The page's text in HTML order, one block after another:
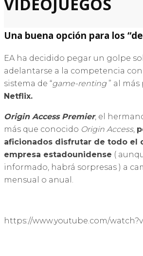
VIDEOJUEGOS
Una buena opción para los
EA ha decidido pegar un golpe
adelantarse a la competencia
sistema de “game-renting ” al
Netflix.
Origin Access Premier, el
más que conocido Origin Access,
aficionados disfrutar de todo el
empresa estadounidense (
informado, habrá sorpresas ) a
mensual o anual.
https://www.youtube.com/